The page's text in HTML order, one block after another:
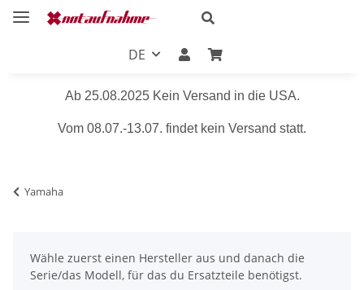
DE
Ab 25.08.2025 Kein Versand in die USA.
Vom 08.07.-13.07. findet kein Versand statt.
Yamaha
Wähle zuerst einen Hersteller aus und danach die
Serie/das Modell, für das du Ersatzteile benötigst.